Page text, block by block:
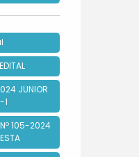
JUNIOR
1
Nº 105-2024